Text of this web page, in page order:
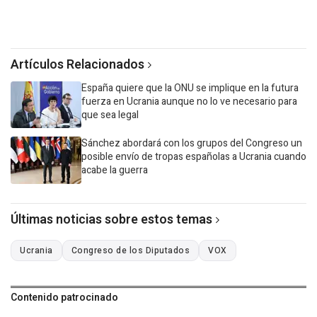
Artículos Relacionados
España quiere que la ONU se implique en la futura
fuerza en Ucrania aunque no lo ve necesario para
que sea legal
Sánchez abordará con los grupos del Congreso un
posible envío de tropas españolas a Ucrania cuando
acabe la guerra
Últimas noticias sobre estos temas
Ucrania Congreso de los Diputados VOX
Contenido patrocinado